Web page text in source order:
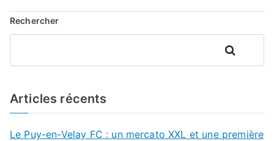
Rechercher
Rechercher
Articles récents
Le Puy-en-Velay FC : un mercato XXL et une première